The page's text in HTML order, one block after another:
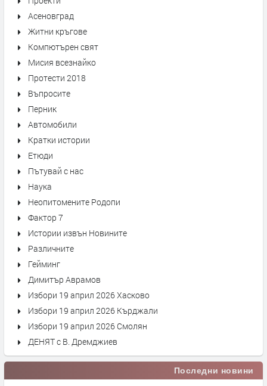
Асеновград
Житни кръгове
Компютърен свят
Мисия всезнайко
Протести 2018
Въпросите
Перник
Автомобили
Кратки истории
Етюди
Пътувай с нас
Наука
Неопитомените Родопи
Фактор 7
Истории извън Новините
Различните
Гейминг
Димитър Аврамов
Избори 19 април 2026 Хасково
Избори 19 април 2026 Кърджали
Избори 19 април 2026 Смолян
ДЕНЯТ с В. Дремджиев
Последни новини